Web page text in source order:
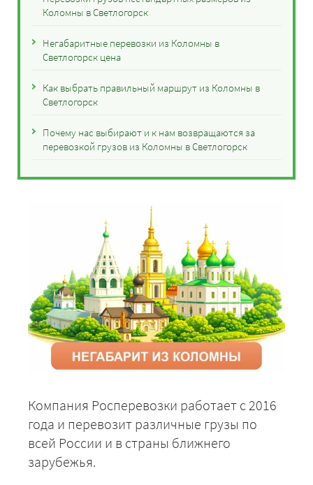
Коломны в Светлогорск
Негабаритные перевозки из Коломны в
Светлогорск цена
Как выбрать правильный маршрут из Коломны в
Светлогорск
Почему нас выбирают и к нам возвращаются за
перевозкой грузов из Коломны в Светлогорск
Компания Росперевозки работает с 2016
года и перевозит различные грузы по
всей России и в страны ближнего
зарубежья.